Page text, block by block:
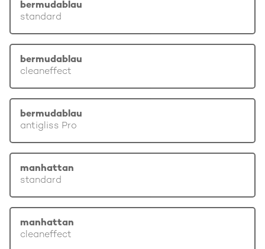
bermudablau
standard
bermudablau
cleaneffect
bermudablau
antigliss Pro
manhattan
standard
manhattan
cleaneffect